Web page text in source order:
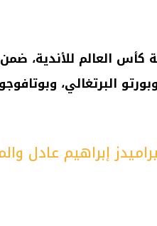
العالم للأندية،
البرتغالي،
إبراهيم عادل